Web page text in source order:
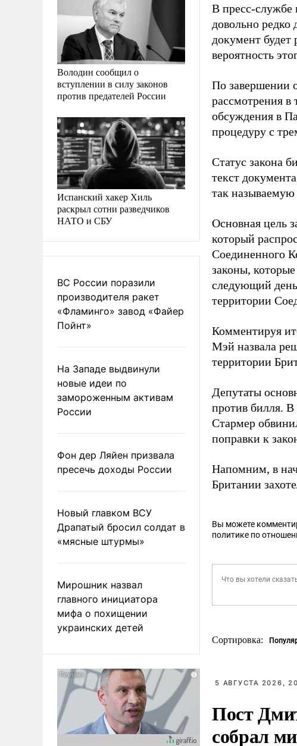
Володин сообщил о
вступлении в силу законов
против предателей России
Испанский хакер Хиль
раскрыл сотни разведчиков
НАТО и СБУ
ВС России поразили
производителя ракет
«Фламинго» завод «Файер
Пойнт»
На Западе выдвинули
новые идеи по
замороженным активам
России
Фон дер Ляйен призвала
пресечь доходы России
Новый главком ВСУ
Драпатый бросил солдат в
«мясные штурмы»
Мирошник назвал
главного инициатора
мифа о похищении
украинских детей
В пресс-службе
довольно редко
документ будет
вероятность
По завершении
рассмотрения в
обсуждения в
процедуру с
Статус закона
текст
так
Основная цель
который
Соединенного
законы,
следующий
территории
Комментируя
Мэй назвала
территории
Депутаты
против билля.
Стармер
поправки к
Напомним, в
Британии
Вы можете
политике по
Сортировка:
5 АВГУСТА 2026,
Пост
собрал